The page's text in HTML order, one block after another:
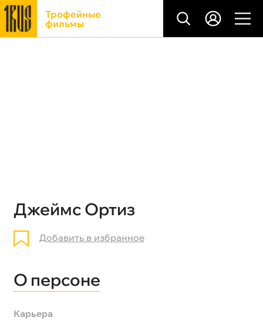
Трофейные
фильмы
Джеймс Ортиз
Добавить в избранное
О персоне
Карьера